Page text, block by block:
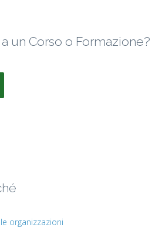
un Corso o Formazione?
organizzazioni